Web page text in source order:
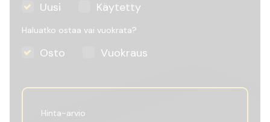
Uusi Käytetty
Haluatko ostaa vai vuokrata?
Osto Vuokraus
Hinta-arvio